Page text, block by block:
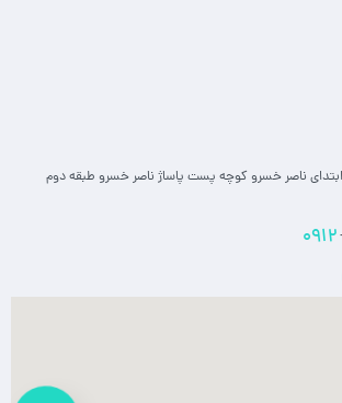
- ابتدای ناصر خسرو کوچه پست پاساژ ناصر خسرو طبقه دوم
0912